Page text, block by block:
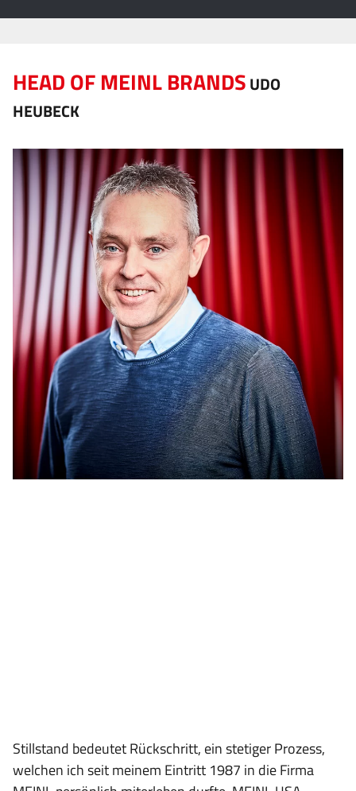
HEAD OF MEINL BRANDSUDO
HEUBECK
Stillstand bedeutet Rückschritt, ein stetiger Prozess,
welchen ich seit meinem Eintritt 1987 in die Firma